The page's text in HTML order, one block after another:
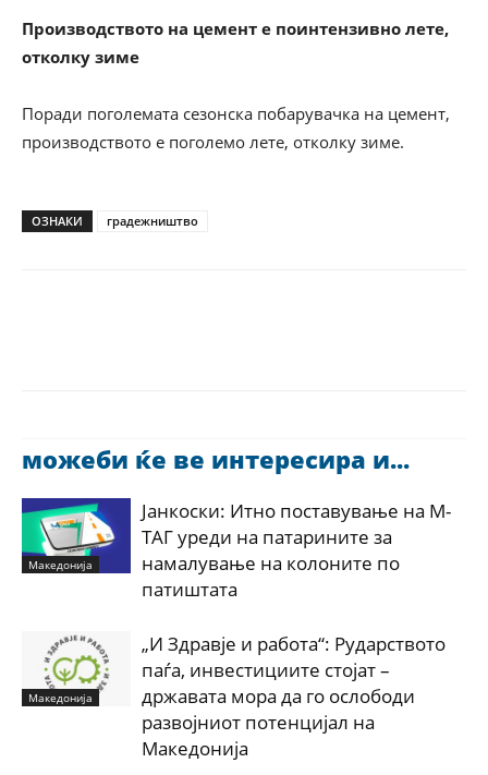
Производството на цемент е поинтензивно лете,
отколку зиме
Поради поголемата сезонска побарувачка на цемент,
производството е поголемо лете, отколку зиме.
ОЗНАКИ градежништво
можеби ќе ве интересира и...
Македонија
Јанкоски: Итно поставување на М-
ТАГ уреди на патарините за
намалување на колоните по
патиштата
Македонија
„И Здравје и работа“: Рударството
паѓа, инвестициите стојат –
државата мора да го ослободи
развојниот потенцијал на
Македонија